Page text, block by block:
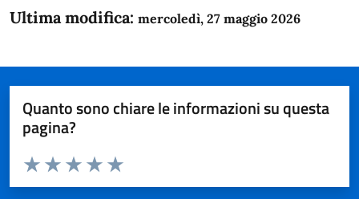
Ultima modifica: mercoledì, 27 maggio 2026
Quanto sono chiare le informazioni su questa
pagina?
Domanda
Valuta da 1 a 5 stelle la pagina
Valuta 5 stelle su 5
Valuta 4 stelle su 5
Valuta 3 stelle su 5
Valuta 2 stelle su 5
Valuta 1 stelle su 5